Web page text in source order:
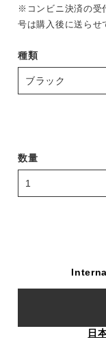
※コンビニ決済の受
号は購入後に送らせ
種類
数量
日